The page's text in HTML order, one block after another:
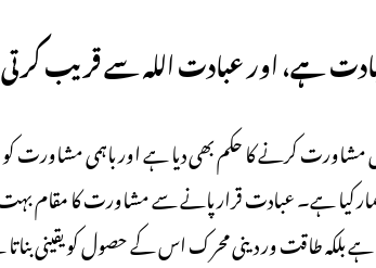
ہے، اور عبادت اللہ سے قریب
مشاورت کرنے کا حکم بھی دیا ہے اور باہمی
کیا ہے۔ عبادت قرار پانے سے مشاورت کا مقام
بلکہ طاقت ور دینی محرک اس کے حصول کو یقینی